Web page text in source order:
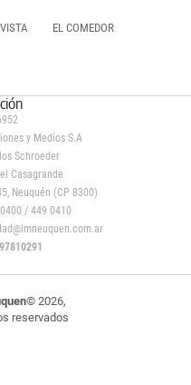
EL COMEDOR
y Medios S.A
Schroeder
Casagrande
Neuquén (CP 8300)
/ 449 0410
© 2026,
reservados